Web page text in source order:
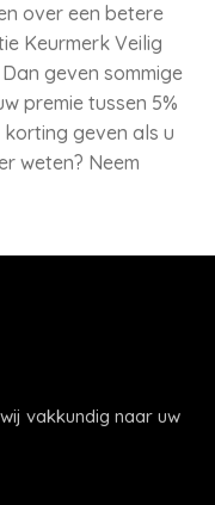
over een betere
Keurmerk Veilig
geven sommige
premie tussen 5%
geven als u
weten? Neem
vakkundig naar uw